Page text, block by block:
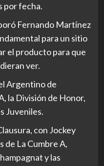
por fecha.
Fernando Martínez
para un sitio
el producto para que
ver.
Argentino de
la División de Honor,
Juveniles.
con Jockey
de La Cumbre A,
y las